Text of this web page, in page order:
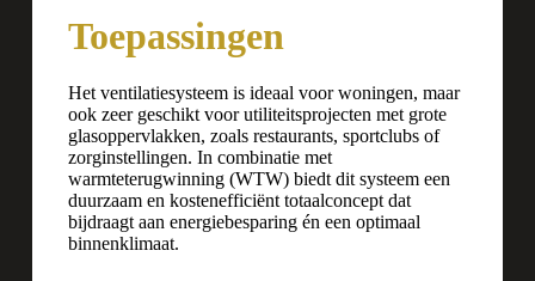
Toepassingen
Het ventilatiesysteem is ideaal voor woningen, maar
ook zeer geschikt voor utiliteitsprojecten met grote
glasoppervlakken, zoals restaurants, sportclubs of
zorginstellingen. In combinatie met
warmteterugwinning (WTW) biedt dit systeem een
duurzaam en kostenefficiënt totaalconcept dat
bijdraagt aan energiebesparing én een optimaal
binnenklimaat.